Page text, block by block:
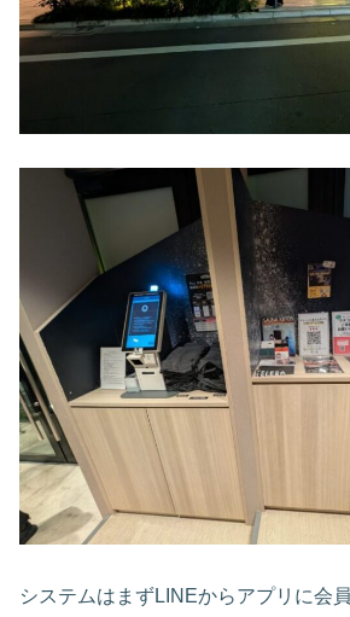
システムはまずLINEからアプリに会